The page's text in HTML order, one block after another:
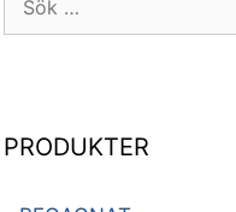
efter:
PRODUKTER